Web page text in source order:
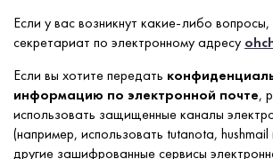
Если у вас возникнут какие-либо
секретариат по электронному адресу
Если вы хотите передать
информацию по электронной почте,
использовать защищенные каналы
(например, использовать tutanota, hushmail
другие зашифрованные сервисы